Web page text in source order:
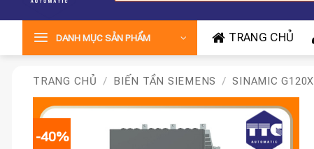
DANH MỤC SẢN PHẨM TRANG CHỦ
TRANG CHỦ / BIẾN TẦN SIEMENS / SINAMIC G120X
-40%